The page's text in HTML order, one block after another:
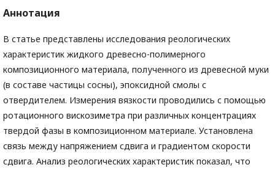
Аннотация
В статье представлены исследования реологических
характеристик жидкого древесно-полимерного
композиционного материала, полученного из древесной муки
(в составе частицы сосны), эпоксидной смолы с
отвердителем. Измерения вязкости проводились с помощью
ротационного вискозиметра при различных концентрациях
твердой фазы в композиционном материале. Установлена
связь между напряжением сдвига и градиентом скорости
сдвига. Анализ реологических характеристик показал, что